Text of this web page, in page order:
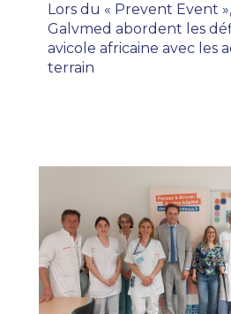
Lors du « Prevent Event
Galvmed abordent les
avicole africaine avec les
terrain